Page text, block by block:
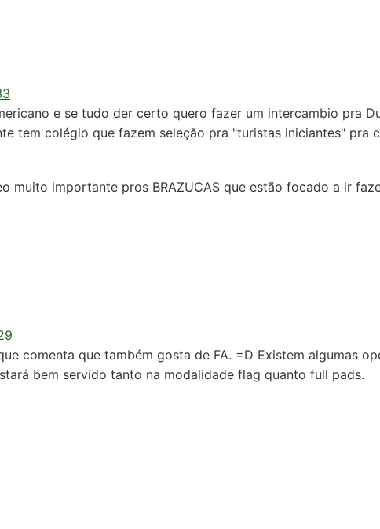
e se tudo der certo quero fazer um intercambio pra
tem colégio que fazem seleção pra "turistas iniciantes" pra
muito importante pros BRAZUCAS que estão focado a ir
comenta que também gosta de FA. =D Existem algumas
bem servido tanto na modalidade flag quanto full pads.